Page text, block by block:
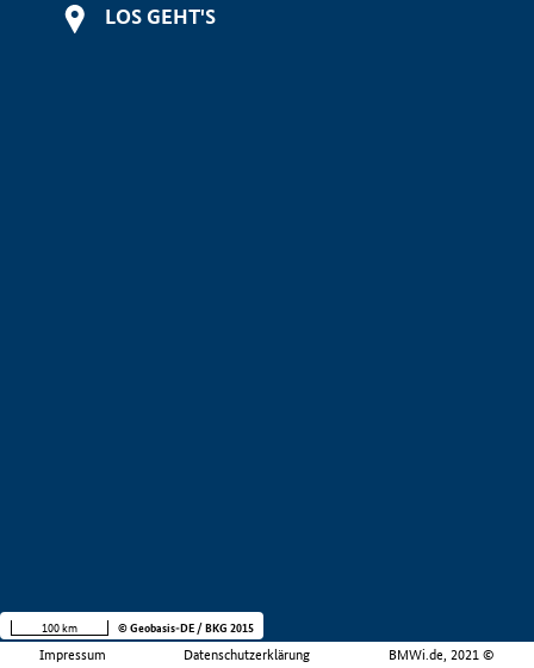
LOS GEHT'S
Impressum Datenschutzerklärung BMWi.de, 2021 ©
100 km © Geobasis-DE / BKG 2015